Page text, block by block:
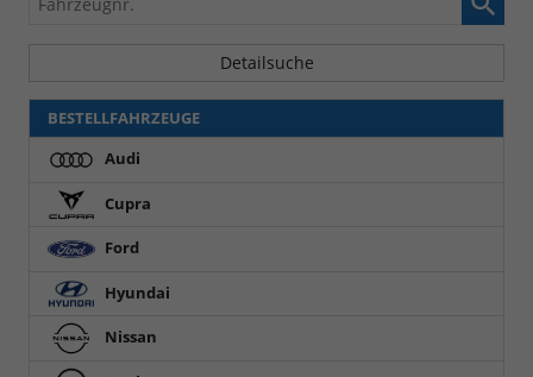
speichern/drucken
Detailsuche
BESTELLFAHRZEUGE
Audi
Cupra
Ford
Hyundai
Nissan